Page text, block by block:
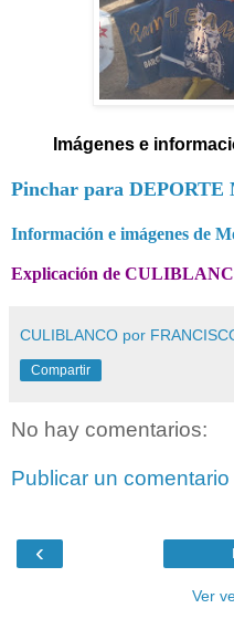
Imágenes e
Pinchar para DEPORTE
Información e imágenes de
Explicación de
CULIBLANCO por
Compartir
No hay comentarios:
Publicar un comentario
‹
Ver